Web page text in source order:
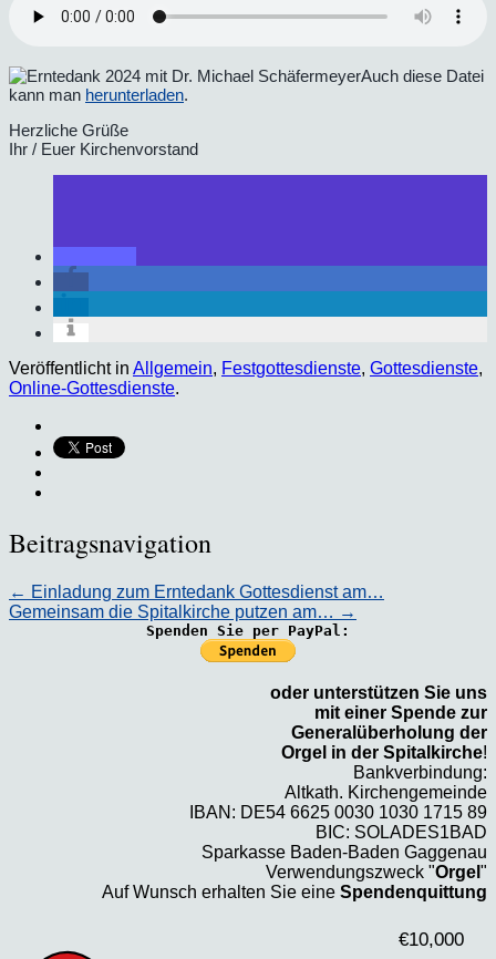
Auch diese Datei
kann man herunterladen.
Herzliche Grüße
Ihr / Euer Kirchenvorstand
Veröffentlicht in Allgemein, Festgottesdienste, Gottesdienste,
Online-Gottesdienste.
Beitragsnavigation
← Einladung zum Erntedank Gottesdienst am…
Gemeinsam die Spitalkirche putzen am… →
Spenden Sie per PayPal:
oder unterstützen Sie uns
mit einer Spende zur
Generalüberholung der
Orgel in der Spitalkirche!
Bankverbindung:
Altkath. Kirchengemeinde
IBAN: DE54 6625 0030 1030 1715 89
BIC: SOLADES1BAD
Sparkasse Baden-Baden Gaggenau
Verwendungszweck "Orgel "
Auf Wunsch erhalten Sie eine Spendenquittung
€10,000